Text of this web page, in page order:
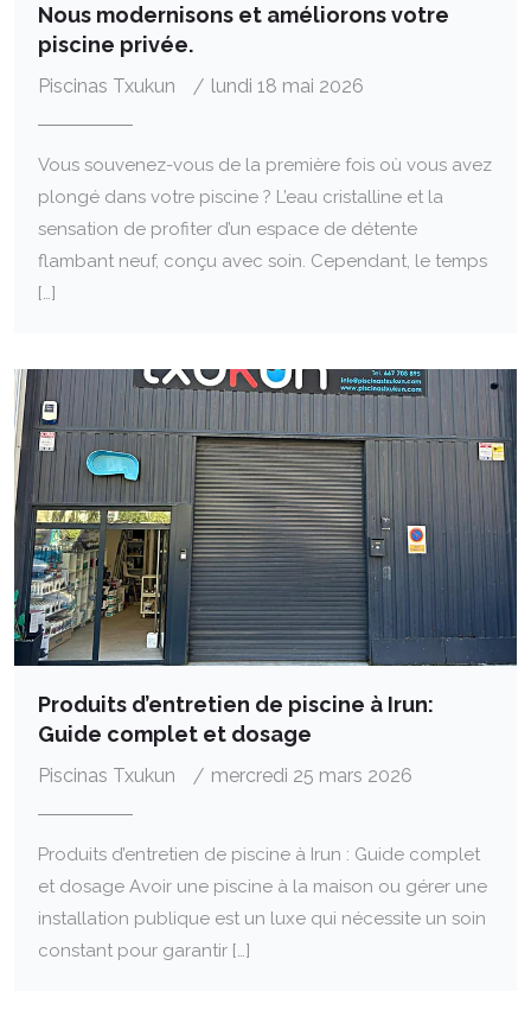
Nous modernisons et améliorons votre
piscine privée.
Piscinas Txukun lundi 18 mai 2026
Vous souvenez-vous de la première fois où vous avez
plongé dans votre piscine ? L’eau cristalline et la
sensation de profiter d’un espace de détente
flambant neuf, conçu avec soin. Cependant, le temps
[…]
Produits d’entretien de piscine à Irun:
Guide complet et dosage
Piscinas Txukun mercredi 25 mars 2026
Produits d’entretien de piscine à Irun : Guide complet
et dosage Avoir une piscine à la maison ou gérer une
installation publique est un luxe qui nécessite un soin
constant pour garantir […]